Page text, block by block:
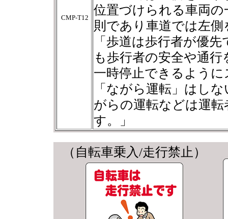
CMP-T12
位置づけられる車両
則であり車道では左
「歩道は歩行者が優
も歩行者の安全や通
一時停止できるよう
「ながら運転」はし
がらの運転などは運
す。」
（自転車乗入/走行禁止）